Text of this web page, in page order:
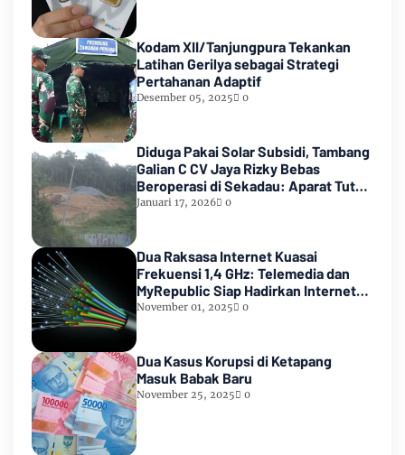
Kodam XII/Tanjungpura Tekankan
Latihan Gerilya sebagai Strategi
Pertahanan Adaptif
Desember 05, 2025 0
Diduga Pakai Solar Subsidi, Tambang
Galian C CV Jaya Rizky Bebas
Beroperasi di Sekadau: Aparat Tutup
Mata
Januari 17, 2026 0
Dua Raksasa Internet Kuasai
Frekuensi 1,4 GHz: Telemedia dan
MyRepublic Siap Hadirkan Internet
Cepat dan Terjangkau!
November 01, 2025 0
Dua Kasus Korupsi di Ketapang
Masuk Babak Baru
November 25, 2025 0